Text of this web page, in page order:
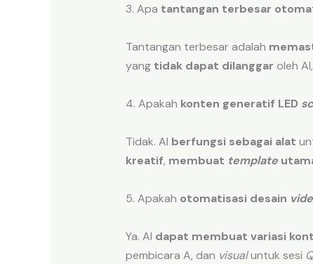
3. Apa tantangan terbesar
Tantangan terbesar adalah
yang tidak dapat dilanggar oleh AI,
4. Apakah konten generatif LED
Tidak. AI berfungsi sebagai alat
kreatif, membuat template
5. Apakah otomatisasi desain
Ya. AI dapat membuat variasi
pembicara A, dan visualuntuk sesi